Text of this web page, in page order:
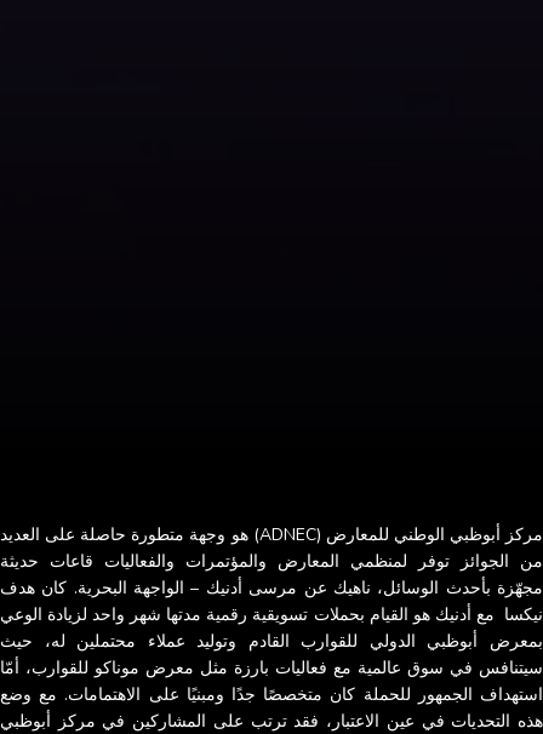
مركز أبوظبي الوطني للمعارض (ADNEC) هو وجهة متطورة حاصلة على العديد
من الجوائز توفر لمنظمي المعارض والمؤتمرات والفعاليات قاعات حديثة
مجهّزة بأحدث الوسائل، ناهيك عن مرسى أدنيك – الواجهة البحرية. كان هدف
نيكسا مع أدنيك هو القيام بحملات تسويقية رقمية مدتها شهر واحد لزيادة الوعي
بمعرض أبوظبي الدولي للقوارب القادم وتوليد عملاء محتملين له، حيث
سيتنافس في سوق عالمية مع فعاليات بارزة مثل معرض موناكو للقوارب، أمّا
استهداف الجمهور للحملة كان متخصصًا جدًا ومبنيًا على الاهتمامات. مع وضع
هذه التحديات في عين الاعتبار، فقد ترتب على المشاركين في مركز أبوظبي